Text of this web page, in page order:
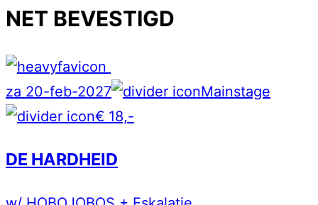
NET BEVESTIGD
za 20-feb-2027
Mainstage
€ 18,-
DE HARDHEID